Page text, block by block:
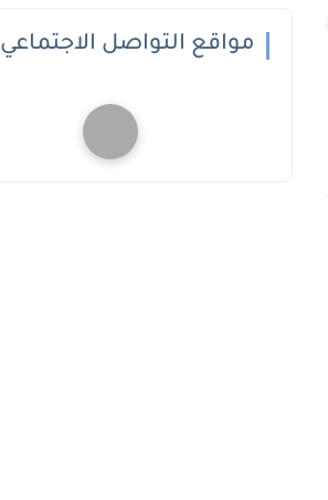
مواقع التواصل الاجتماعي